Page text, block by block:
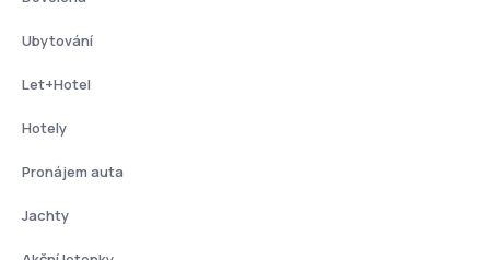
Ubytování
Let+Hotel
Hotely
Pronájem auta
Jachty